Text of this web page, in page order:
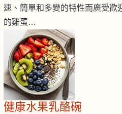
速、簡單和多變的特性而廣受歡
的雞蛋…
健康水果乳酪碗